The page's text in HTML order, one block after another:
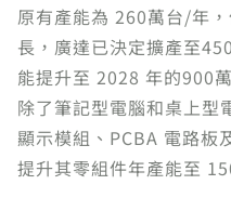
原有產能為 260萬台/年
長，廣達已決定擴產至
能提升至 2028 年的900
除了筆記型電腦和桌上型
顯示模組、PCBA 電路板
提升其零組件年產能至